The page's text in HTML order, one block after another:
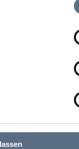
Lage
zahlreiche